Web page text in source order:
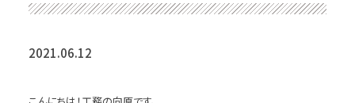
2021.06.12